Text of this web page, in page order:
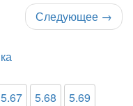
Следующее →
5.67 5.68 5.69